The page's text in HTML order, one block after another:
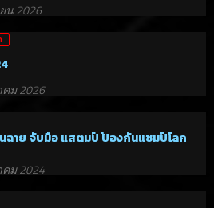
น 2026
ม 2026
ฉาย จับมือ แสตมป์ ป้องกันแชมป์โลก
ม 2024